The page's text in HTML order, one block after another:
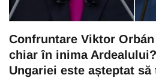
Confruntare Viktor
chiar în inima
Ungariei este așteptat